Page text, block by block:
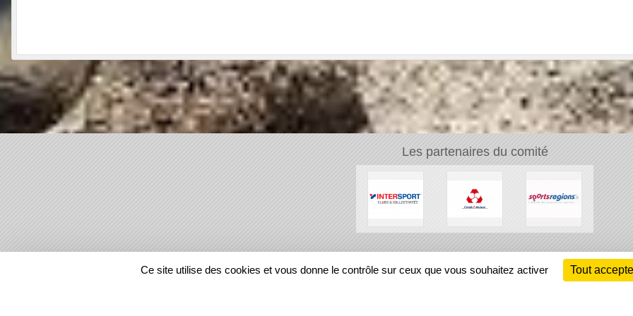
Les partenaires du comité
REGIONS
Ce site utilise des cookies et vous donne le contrôle sur ceux que vous souhaitez activer Tout